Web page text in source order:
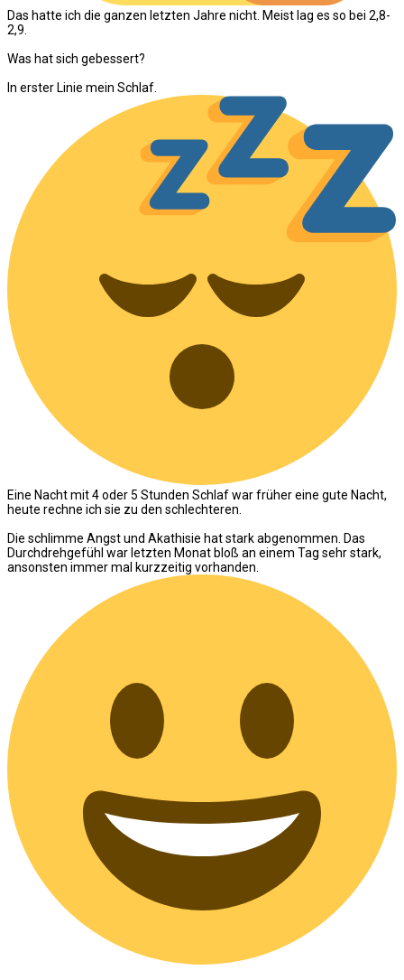
Das hatte ich die ganzen letzten Jahre nicht. Meist lag es so bei 2,8-
2,9.
Was hat sich gebessert?
In erster Linie mein Schlaf.
Eine Nacht mit 4 oder 5 Stunden Schlaf war früher eine gute Nacht,
heute rechne ich sie zu den schlechteren.
Die schlimme Angst und Akathisie hat stark abgenommen. Das
Durchdrehgefühl war letzten Monat bloß an einem Tag sehr stark,
ansonsten immer mal kurzzeitig vorhanden.